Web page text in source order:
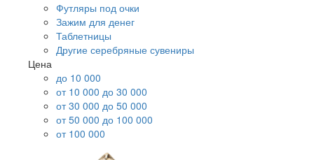
Футляры под очки
Зажим для денег
Таблетницы
Другие серебряные сувениры
Цена
до 10 000
от 10 000 до 30 000
от 30 000 до 50 000
от 50 000 до 100 000
от 100 000